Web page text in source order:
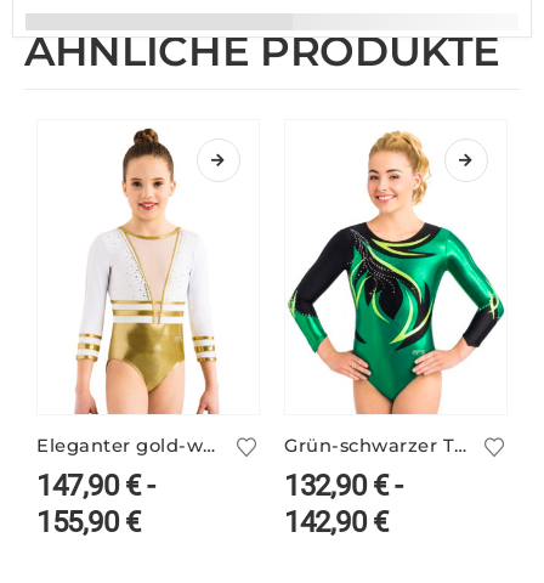
ÄHNLICHE PRODUKTE
Eleganter gold-weißer Turnanzug ANIKE/1
147,90€-
155,90€
Grün-schwarzer Turnanzug ARVENN/4
132,90€-
142,90€